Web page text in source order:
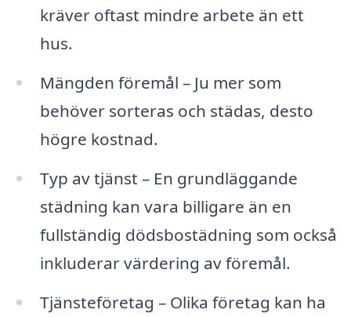
kräver oftast mindre arbete än ett
hus.
Mängden föremål – Ju mer som
behöver sorteras och städas, desto
högre kostnad.
Typ av tjänst – En grundläggande
städning kan vara billigare än en
fullständig dödsbostädning som också
inkluderar värdering av föremål.
Tjänsteföretag – Olika företag kan ha